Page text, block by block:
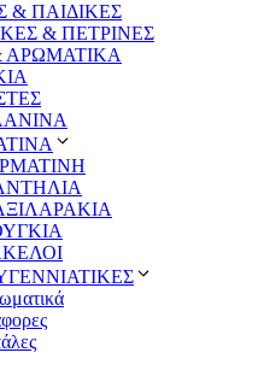
& ΠΑΙΔΙΚΕΣ
& ΠΕΤΡΙΝΕΣ
ΑΡΩΜΑΤΙΚΑ